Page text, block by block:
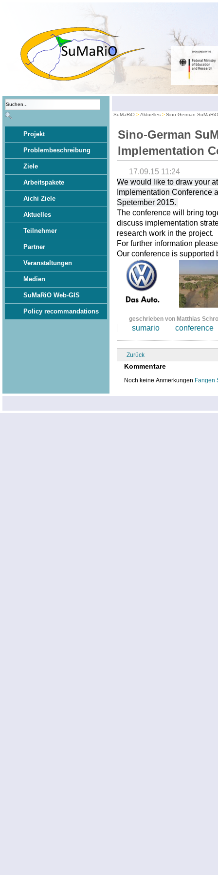
Projekt
Problembeschreibung
Ziele
Arbeitspakete
Aichi Ziele
Aktuelles
Teilnehmer
Partner
Veranstaltungen
Medien
SuMaRiO Web-GIS
Policy recommandations
SuMaRiO Aktuelles Sino-German
Sino-German
Implementation
17.09.15 11:24
We would like to draw your
Implementation Conference
Spetember 2015.
The conference will bring
discuss implementation
research work in the project.
For further information
Our conference is
geschrieben von Matthias
sumario conference
Zurück
Kommentare
Noch keine Anmerkungen Fangen